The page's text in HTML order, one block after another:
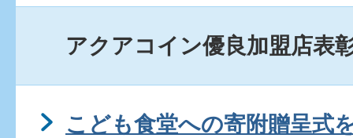
アクアコイン優良加盟店表
こども食堂への寄附贈呈式